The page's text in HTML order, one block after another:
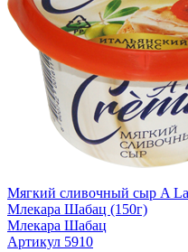
Мягкий сливочный сыр A
Млекара Шабац (150г)
Млекара Шабац
Артикул 5910